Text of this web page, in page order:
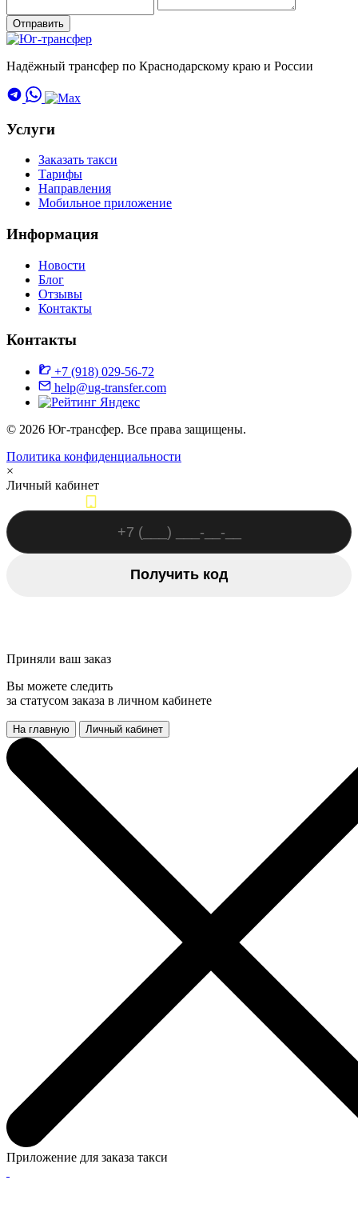
Отправить
Надёжный трансфер по Краснодарскому краю и России
Услуги
Заказать такси
Тарифы
Направления
Мобильное приложение
Информация
Новости
Блог
Отзывы
Контакты
Контакты
+7 (918) 029-56-72
help@ug-transfer.com
© 2026 Юг-трансфер. Все права защищены.
Политика конфиденциальности
×
Личный кабинет
Получить код
Приняли ваш заказ
Вы можете следить
за статусом заказа в личном кабинете
На главную Личный кабинет
Приложение для заказа такси